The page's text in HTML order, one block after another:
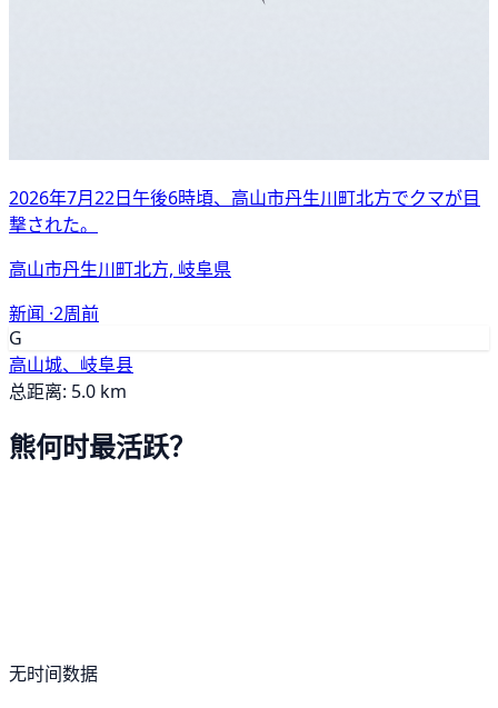
2026年7月22日午後6時頃、高山市丹生川町北方でクマが目
撃された。
高山市丹生川町北方, 岐阜県
新闻 ·2周前
G
高山城、岐阜县
总距离: 5.0 km
熊何时最活跃？
无时间数据